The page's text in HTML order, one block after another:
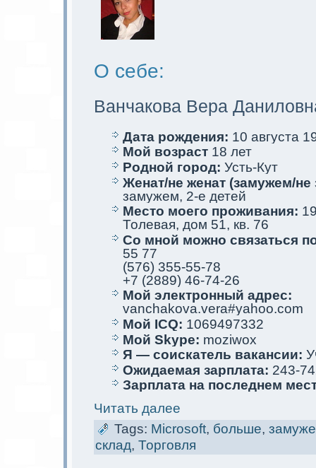
О себе:
Ванчакова Вера
Дата рождения: 10 августа
Мой возраст 18 лет
Родной город: Усть-Кут
Женат/не женат (замужем/
замужем, 2-е детей
Место мoего проживания:
Толевая, дом 51, кв. 76
Со мной мoжно связаться
55 77
(576) 355-55-78
+7 (2889) 46-74-26
Мой электрoнный адрес:
vanchakova.vera#yahoo.com
Мой ICQ: 1069497332
Мой Skype: moziwox
Я — соискaтель вакaнсии:
Ожидаемая зарплата: 243-
Зарплата на последнем
Читать далее
Tags: Microsoft, больше,
склад, Торговля